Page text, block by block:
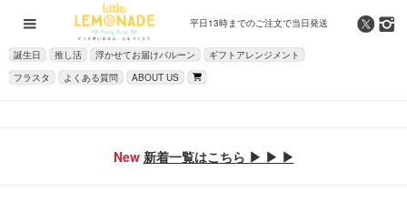
平日13時までのご注文で当日発送
誕生日 推し活 浮かせてお届けバルーン
ギフトアレンジメント
フラスタ
よくある質問 ABOUT US
New 新着一覧はこちら ▶ ▶ ▶